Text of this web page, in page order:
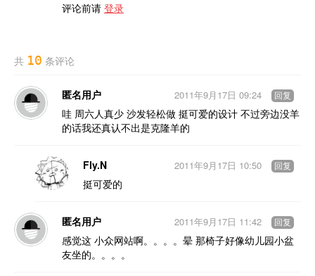
评论前请 登录
共 10 条评论
匿名用户
哇 周六人真少 沙发轻松做 挺可爱的设计 不过旁边没羊
的话我还真认不出是克隆羊的
2011年9月17日 09:24 回复
Fly.N
挺可爱的
2011年9月17日 10:50 回复
匿名用户
感觉这 小众网站啊。。。。晕 那椅子好像幼儿园小盆
友坐的。。。。
2011年9月17日 11:42 回复